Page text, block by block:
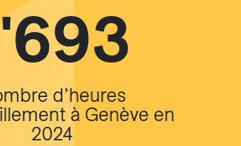
d’heures
à Genève en
2024